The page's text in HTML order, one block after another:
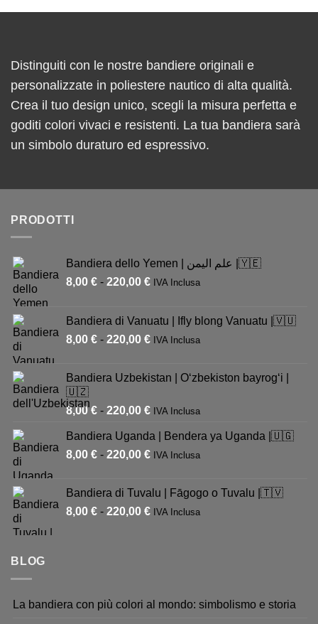
Distinguiti con le nostre bandiere originali e
personalizzate in poliestere nautico di alta qualità.
Crea il tuo design unico, scegli la misura perfetta e
goditi colori vivaci e resistenti. La tua bandiera sarà
un simbolo duraturo ed espressivo.
PRODOTTI
Bandiera dello Yemen | علم اليمن |🇾🇪
8,00 € - 220,00 € IVA Inclusa
Bandiera di Vanuatu | Ifly blong Vanuatu |🇻🇺
8,00 € - 220,00 € IVA Inclusa
Bandiera Uzbekistan | Oʻzbekiston bayrogʻi |
🇺🇿
8,00€ - 220,00 € IVA Inclusa
Bandiera Uganda | Bendera ya Uganda |🇺🇬
8,00 € - 220,00 € IVA Inclusa
Bandiera di Tuvalu | Fāgogo o Tuvalu |🇹🇻
8,00 € - 220,00 € IVA Inclusa
BLOG
La bandiera con più colori al mondo: simbolismo e storia